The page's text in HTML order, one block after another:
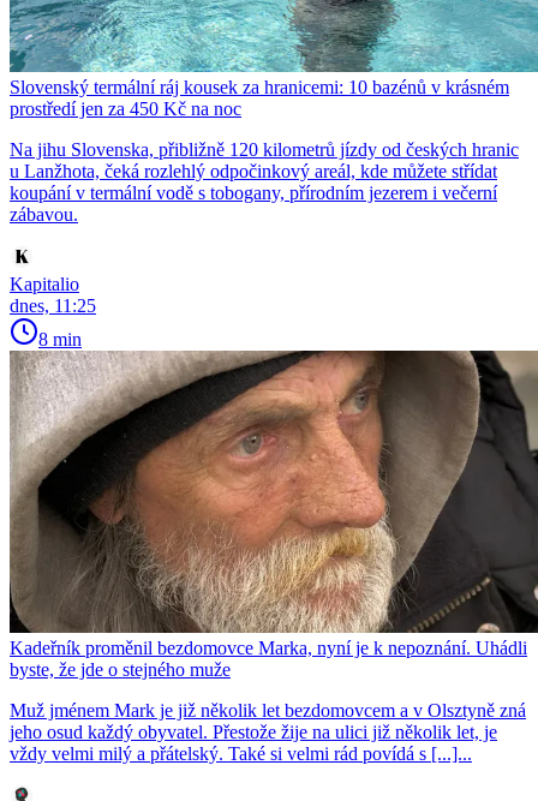
Slovenský termální ráj kousek za hranicemi: 10 bazénů v krásném
prostředí jen za 450 Kč na noc
Na jihu Slovenska, přibližně 120 kilometrů jízdy od českých hranic
u Lanžhota, čeká rozlehlý odpočinkový areál, kde můžete střídat
koupání v termální vodě s tobogany, přírodním jezerem i večerní
zábavou.
Kapitalio
dnes, 11:25
8 min
Kadeřník proměnil bezdomovce Marka, nyní je k nepoznání. Uhádli
byste, že jde o stejného muže
Muž jménem Mark je již několik let bezdomovcem a v Olsztyně zná
jeho osud každý obyvatel. Přestože žije na ulici již několik let, je
vždy velmi milý a přátelský. Také si velmi rád povídá s [...]...